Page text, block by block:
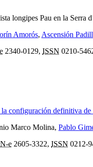
longipes Pau en la Serra
Amorós, Ascensión
2340-0129, ISSN 0210-
configuración definitiva
Marco Molina, Pablo
e 2605-3322, ISSN 0212-